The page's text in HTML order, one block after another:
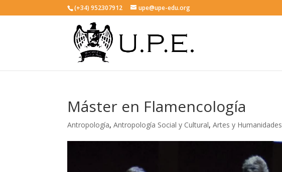
(+34) 952307912 upe@upe-edu.org
Máster en Flamencología
Antropología,Antropología Social y Cultural,Artes y Humanidades